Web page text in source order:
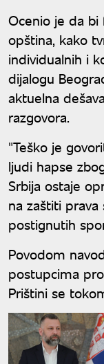
Ocenio je da
opština, kako
individualnih i
dijalogu
aktuelna
razgovora.
"Teško je
ljudi hapse
Srbija ostaje
na zaštiti
postignutih
Povodom
postupcima
Prištini se